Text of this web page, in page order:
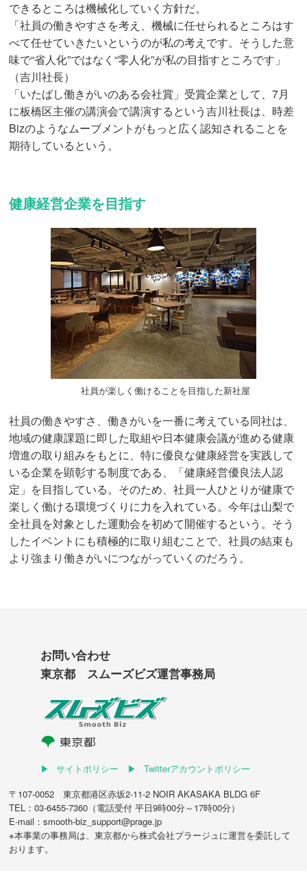
できるところは機械化していく方針だ。
「社員の働きやすさを考え、機械に任せられるところはす
べて任せていきたいというのが私の考えです。そうした意
味で“省人化”ではなく“零人化”が私の目指すところです」
（吉川社長）
「いたばし働きがいのある会社賞」受賞企業として、7月
に板橋区主催の講演会で講演するという吉川社長は、時差
Bizのようなムーブメントがもっと広く認知されることを
期待しているという。
健康経営企業を目指す
社員が楽しく働けることを目指した新社屋
社員の働きやすさ、働きがいを一番に考えている同社は、
地域の健康課題に即した取組や日本健康会議が進める健康
増進の取り組みをもとに、特に優良な健康経営を実践して
いる企業を顕彰する制度である、「健康経営優良法人認
定」を目指している。そのため、社員一人ひとりが健康で
楽しく働ける環境づくりに力を入れている。今年は山梨で
全社員を対象とした運動会を初めて開催するという。そう
したイベントにも積極的に取り組むことで、社員の結束も
より強まり働きがいにつながっていくのだろう。
お問い合わせ
東京都 スムーズビズ運営事務局
サイトポリシー
Twitterアカウントポリシー
〒107-0052 東京都港区赤坂2-11-2 NOIR AKASAKA BLDG 6F
TEL：03-6455-7360（電話受付 平日9時00分～17時00分）
E-mail：smooth-biz_support@prage.jp
※本事業の事務局は、東京都から株式会社プラージュ に運営を委託して
おります。